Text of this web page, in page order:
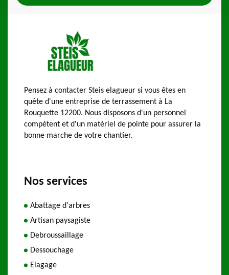
Pensez à contacter Steis elagueur si vous êtes en
quête d'une entreprise de terrassement à La
Rouquette 12200. Nous disposons d'un personnel
compétent et d'un matériel de pointe pour assurer la
bonne marche de votre chantier.
Nos services
Abattage d'arbres
Artisan paysagiste
Debroussaillage
Dessouchage
Elagage